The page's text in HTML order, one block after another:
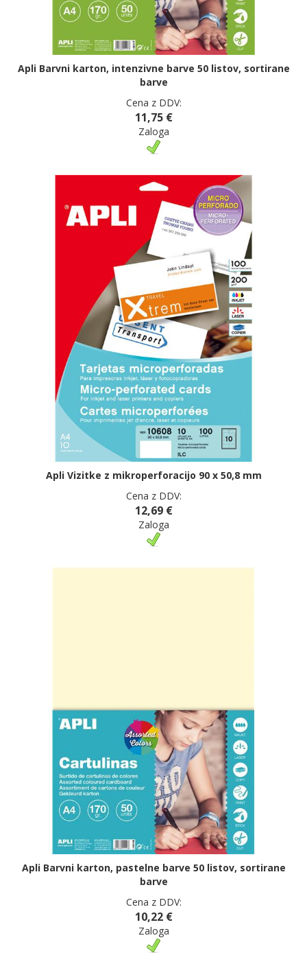
Apli Barvni karton, intenzivne barve 50 listov, sortirane
barve
Cena z DDV:
11,75 €
Zaloga
Apli Vizitke z mikroperforacijo 90 x 50,8 mm
Cena z DDV:
12,69 €
Zaloga
Apli Barvni karton, pastelne barve 50 listov, sortirane
barve
Cena z DDV:
10,22 €
Zaloga